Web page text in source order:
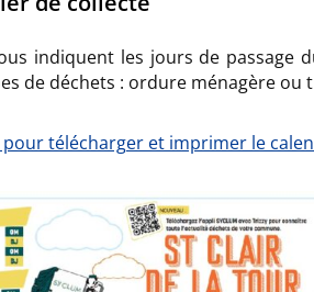
indiquent les jours de passage
de déchets : ordure ménagère ou
pour télécharger et imprimer le